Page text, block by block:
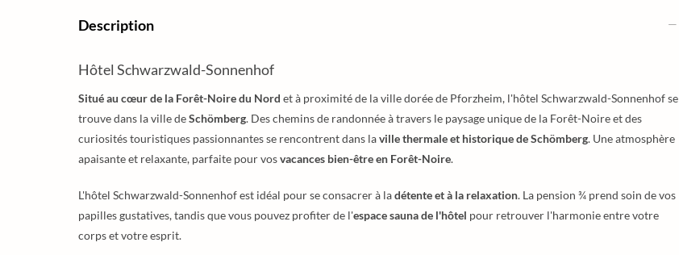
Description
Hôtel Schwarzwald-Sonnenhof
Situé au cœur de la Forêt-Noire du Nord et à proximité de la ville dorée de Pforzheim, l'hôtel Schwarzwald-Sonnenhof se
trouve dans la ville deSchömberg. Des chemins de randonnée à travers le paysage unique de la Forêt-Noire et des
curiosités touristiques passionnantes se rencontrent dans laville thermale et historique de Schömberg. Une atmosphère
apaisante et relaxante, parfaite pour vosvacances bien-être en Forêt-Noire.
L'hôtel Schwarzwald-Sonnenhof est idéal pour se consacrer à ladétente et à la relaxation. La pension ¾ prend soin de vos
papilles gustatives, tandis que vous pouvez profiter de l'espace sauna de l'hôtel pour retrouver l'harmonie entre votre
corps et votre esprit.